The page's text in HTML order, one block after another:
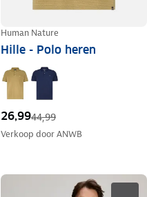
Human Nature
Hille - Polo heren
26,9944,99
Verkoop doorANWB